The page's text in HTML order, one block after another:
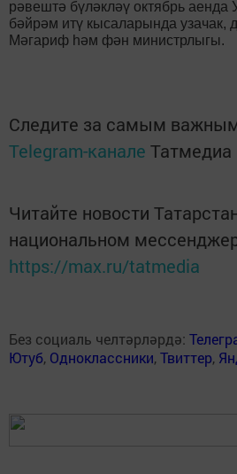
рәвештә бүләкләү октябрь аенда
бәйрәм итү кысаларында узачак,
Мәгариф һәм фән министрлыгы.
Следите за самым
Telegram-канале Татмедиа
Читайте новости
национальном
https://max.ru/tatmedia
Без социаль челтәрләрдә:
Ютуб, Одноклассники,Твиттер,